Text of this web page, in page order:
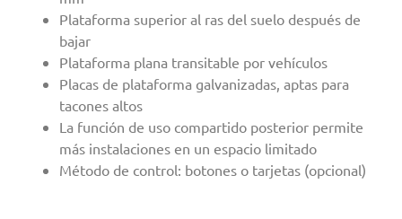
Plataforma superior al ras del suelo después de
bajar
Plataforma plana transitable por vehículos
Placas de plataforma galvanizadas, aptas para
tacones altos
La función de uso compartido posterior permite
más instalaciones en un espacio limitado
Método de control: botones o tarjetas (opcional)